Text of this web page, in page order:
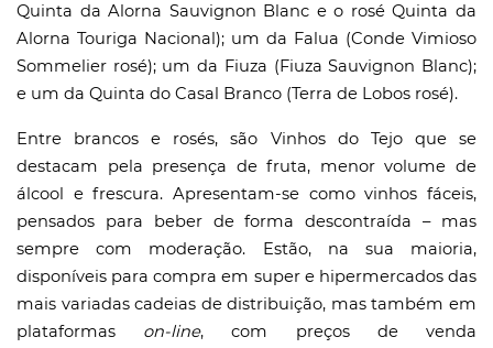
Quinta da Alorna Sauvignon Blanc e o rosé Quinta da
Alorna Touriga Nacional); um da Falua (Conde Vimioso
Sommelier rosé); um da Fiuza (Fiuza Sauvignon Blanc);
e um da Quinta do Casal Branco (Terra de Lobos rosé).
Entre brancos e rosés, são Vinhos do Tejo que se
destacam pela presença de fruta, menor volume de
álcool e frescura. Apresentam-se como vinhos fáceis,
pensados para beber de forma descontraída – mas
sempre com moderação. Estão, na sua maioria,
disponíveis para compra em super e hipermercados das
mais variadas cadeias de distribuição, mas também em
plataformas on-line, com preços de venda